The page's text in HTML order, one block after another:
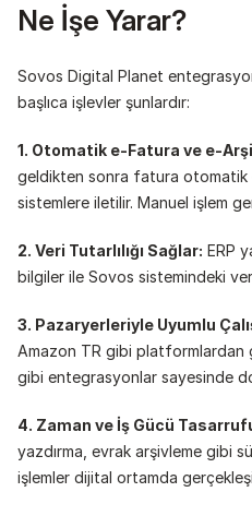
Ne İşe Yarar?
Sovos Digital Planet
başlıca işlevler şunlardır:
1. Otomatik e-Fatura ve e-
geldikten sonra fatura otomatik
sistemlere iletilir. Manuel işlem
2. Veri Tutarlılığı Sağlar: ERP
bilgiler ile Sovos sistemindeki
3. Pazaryerleriyle Uyumlu
Amazon TR gibi platformlardan
gibi entegrasyonlar sayesinde
4. Zaman ve İş Gücü
yazdırma, evrak arşivleme gibi
işlemler dijital ortamda